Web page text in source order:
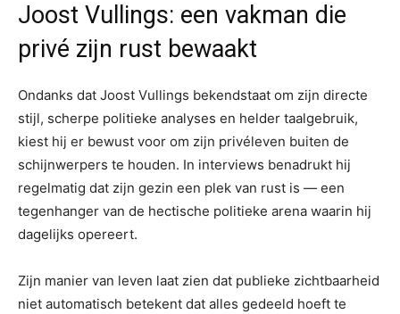
Joost Vullings: een vakman die
privé zijn rust bewaakt
Ondanks dat Joost Vullings bekendstaat om zijn directe
stijl, scherpe politieke analyses en helder taalgebruik,
kiest hij er bewust voor om zijn privéleven buiten de
schijnwerpers te houden. In interviews benadrukt hij
regelmatig dat zijn gezin een plek van rust is — een
tegenhanger van de hectische politieke arena waarin hij
dagelijks opereert.
Zijn manier van leven laat zien dat publieke zichtbaarheid
niet automatisch betekent dat alles gedeeld hoeft te